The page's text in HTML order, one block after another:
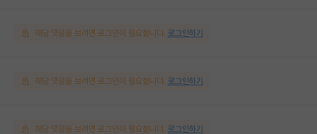
해당 댓글을 보려면 로그인이 필요합니다. 로그인하기
해당 댓글을 보려면 로그인이 필요합니다. 로그인하기
해당 댓글을 보려면 로그인이 필요합니다. 로그인하기